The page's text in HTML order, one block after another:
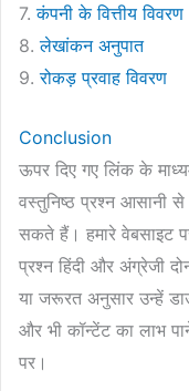
7.कंपनी के वित्तीय विवरण
8.लेखांकन अनुपात
9.रोकड़ प्रवाह विवरण
Conclusion
ऊपर दिए गए लिंक के
वस्तुनिष्ठ प्रश्न आसानी
सकते हैं। हमारे वेबसाइट
प्रश्न हिंदी और अंग्रेजी
या जरूरत अनुसार उन्हें
और भी कॉन्टेंट का लाभ
पर।